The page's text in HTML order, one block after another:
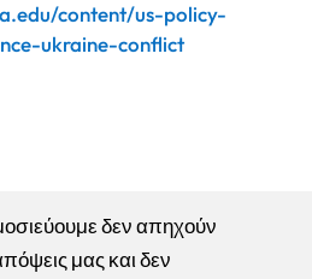
content/us-policy-
ukraine-conflict
δεν απηχούν
μας και δεν